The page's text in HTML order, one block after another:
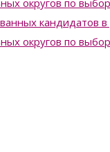
округов по
кандидатов
округов по